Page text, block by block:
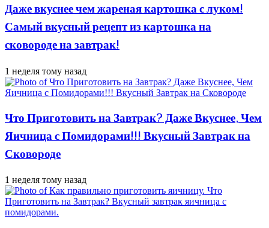
Даже вкуснее чем жареная картошка с луком!
Самый вкусный рецепт из картошка на
сковороде на завтрак!
1 неделя тому назад
Что Приготовить на Завтрак? Даже Вкуснее, Чем
Яичница с Помидорами!!! Вкусный Завтрак на
Сковороде
1 неделя тому назад